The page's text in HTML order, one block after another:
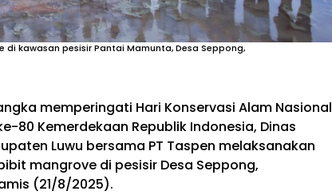
di kawasan pesisir Pantai Mamunta, Desa Seppong,
memperingati Hari Konservasi Alam Nasional
80 Kemerdekaan Republik Indonesia, Dinas
Luwu bersama PT Taspen melaksanakan
mangrove di pesisir Desa Seppong,
(21/8/2025).